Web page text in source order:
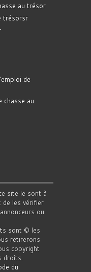
au trésor
trésorsr
de
chasse au
site le sont à
les vérifier
ou
sont © les
retirerons
copyright
droits.
du